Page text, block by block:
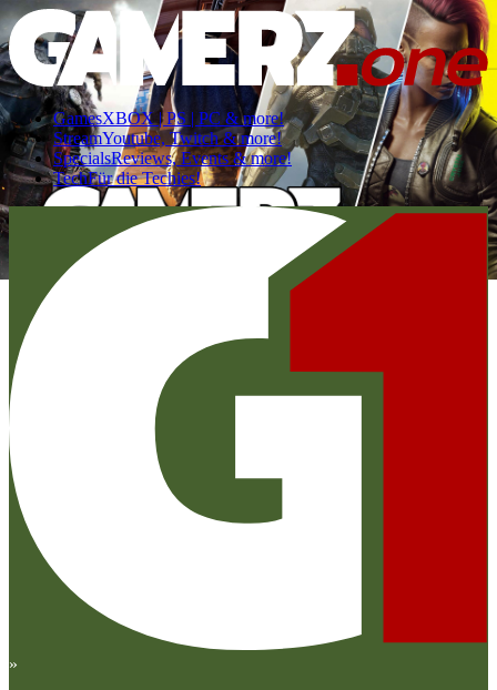
GamesXBOX | PS | PC & more!
StreamYoutube, Twitch & more!
SpecialsReviews, Events & more!
TechFür die Techies!
»